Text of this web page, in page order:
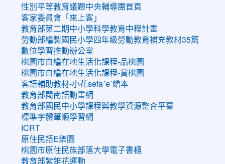
性別平等教育議題中央輔導團首頁
客家委員會「來上客」
教育部第二期中小學科學教育中程計畫
勞動部編製國民小學四年級勞動教育補充教材35篇
數位學習推動辦公室
桃園市自編在地生活化課程-品桃園
桃園市自編在地生活化課程-賞桃園
客語輔助教材-小花sefaˊeˋ繪本
教育部閩南語動畫網
教育部國民中小學課程與教學資源整合平臺
標準字體筆順學習網
ICRT
原住民語E樂園
桃園市原住民族部落大學電子書櫃
教育部紫錐花運動